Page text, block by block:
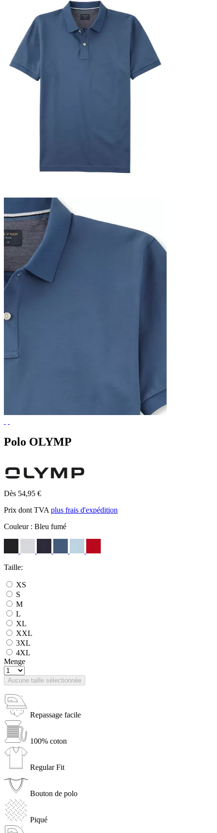
Polo OLYMP
Dès 54,95 €
Prix dont TVA plus frais d'expédition
Couleur : Bleu fumé
Taille:
XS
S
M
L
XL
XXL
3XL
4XL
Menge
Aucune taille sélectionnée
Repassage facile
100% coton
Regular Fit
Bouton de polo
Piqué